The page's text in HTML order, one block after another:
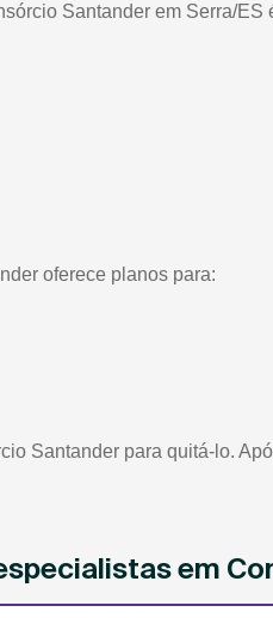
Santander em Serra/
oferece planos para:
Santander para quitá-lo.
em